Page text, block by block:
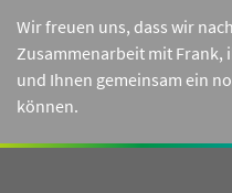
Wir freuen uns, dass wir
Zusammenarbeit mit Frank,
und Ihnen gemeinsam ein
können.